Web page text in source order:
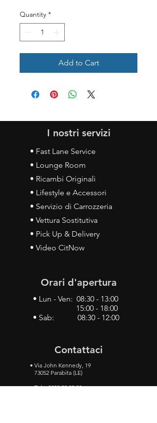
Quantity *
Add to Cart
I nostri servizi
• Fast Lane Service
• Lounge Room
• Ricambi Originali
• Lifestyle e Accessori
• Servizio di Carrozzeria
• Vettura Sostitutiva
• Pick Up & Delivery
• Video CitNow
Orari d'apertura
• Lun - Ven: 08:30 - 13:00
15:00 - 18:00
• Sab: 08:30 - 12:00
Contattaci
• Via John Kennedy, 19
73052 Parabita (LE)
• Tel:0833 50 93 30